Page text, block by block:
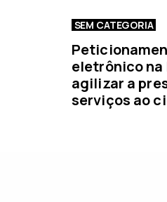
r
o
r
SEM CATEGORIA
eletrônico na
agilizar a
serviços ao